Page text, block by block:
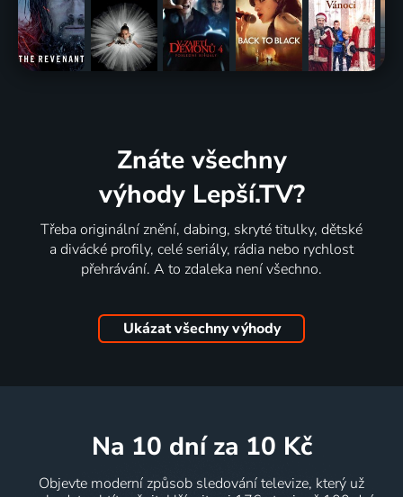
Znáte všechny
výhody Lepší.TV?
Třeba originální znění, dabing, skryté titulky, dětské
a divácké profily, celé seriály, rádia nebo rychlost
přehrávání. A to zdaleka není všechno.
Ukázat všechny výhody
na 10 dní za 10 Kč
Objevte moderní způsob sledování televize, který už